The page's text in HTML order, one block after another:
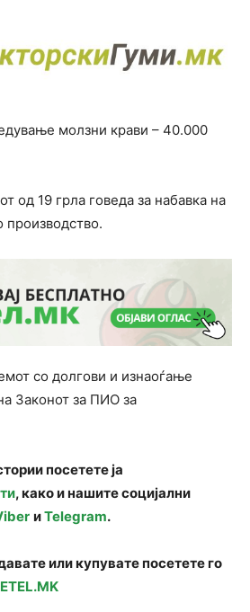
молзни крави – 40.000
од 19 грла говеда за набавка на
производство.
со долгови и изнаоѓање
Законот за ПИО за
посетете ја
, како и нашите социјални
иTelegram.
или купувате посетете го